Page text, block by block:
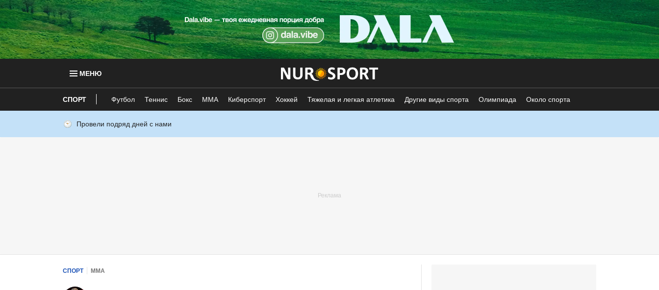
МЕНЮ
СПОРТ Футбол Теннис Бокс ММА Киберспорт Хоккей Тяжелая и легкая атлетика Другие виды спорта Олимпиада Около спорта
Провели подряд дней с нами
СПОРТ ММА